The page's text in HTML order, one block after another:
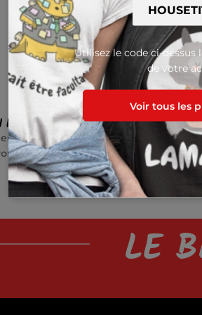
EN EUROPE
France ? Pas de
partout en
Quelque
jours pour
LE
Utilisez le code ci-dessus
de votre
Voir tous les